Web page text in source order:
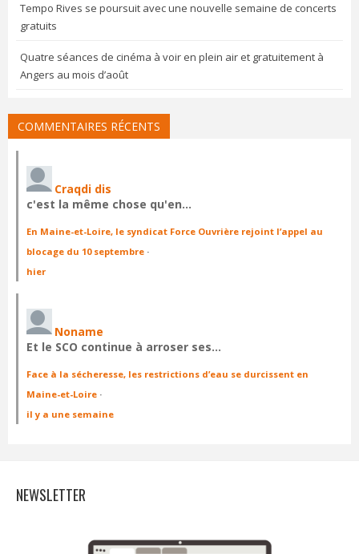
Tempo Rives se poursuit avec une nouvelle semaine de concerts
gratuits
Quatre séances de cinéma à voir en plein air et gratuitement à
Angers au mois d’août
COMMENTAIRES RÉCENTS
Craqdi dis
c'est la même chose qu'en…
En Maine-et-Loire, le syndicat Force Ouvrière rejoint l’appel au
blocage du 10 septembre ·
hier
Noname
Et le SCO continue à arroser ses…
Face à la sécheresse, les restrictions d’eau se durcissent en
Maine-et-Loire ·
il y a une semaine
NEWSLETTER